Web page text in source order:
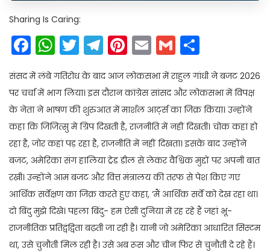
Sharing Is Caring:
Facebook
WhatsApp
Twitter
Telegram
Pinterest
EmailGmail
संसद में लंबे गतिरोध के बाद आज लोकसभा में राहुल गांधी ने बजट 2026
पर चर्चा में भाग लिया। इस दौरान कांग्रेस सांसद और लोकसभा में विपक्ष
के नेता ने भाषण की शुरुआत में मार्शल आर्ट्स का जिक्र किया। उन्होंने
कहा कि जिजित्सु में ग्रिप दिखती है, राजनीति में नहीं दिखती। चोक कहां हो
रहा है, जोर कहां पड़ रहा है, राजनीति में नहीं दिखता। इसके बाद उन्होंने
बजट, अमेरिका संग हालिया ट्रेड डील से लेकर वैश्विक मुद्दों पर अपनी बात
रखी। उन्होंने आम बजट और वित्त मंत्रालय की तरफ से पेश किए गए
आर्थिक सर्वेक्षण का जिक्र करते हुए कहा, ‘मैं आर्थिक सर्वे को देख रहा था।
दो बिंदु मुझे दिखे। पहला बिंदु- हम ऐसी दुनिया में रह रहे हैं जहां भू-
राजनीतिक प्रतिद्वंद्विता बढ़ती जा रही है। यानी जो अमेरिका आधारित सिस्टम
था, उसे चुनौती मिल रही है। उसे अब रूस और चीन फिर से चुनौती दे रहे हैं।